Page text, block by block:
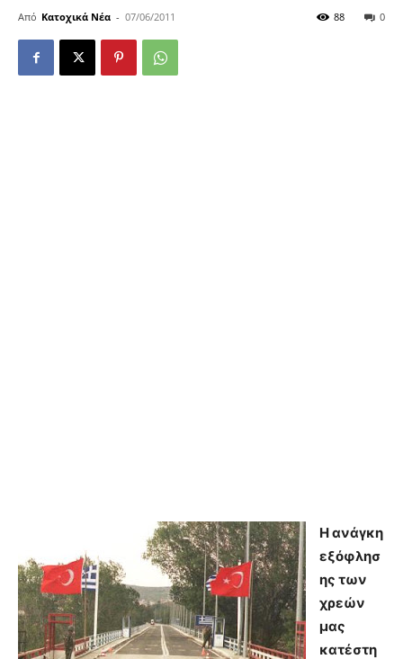
Από Κατοχικά Νέα - 07/06/2011 0
88
Η ανάγκη
εξόφλησ
ης των
χρεών
μας
κατέστη